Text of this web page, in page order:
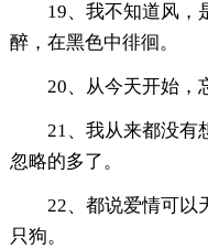
19、我不知道风，
醉，在黑色中徘徊。
20、从今天开始，
21、我从来都没有
忽略的多了。
22、都说爱情可以
只狗。